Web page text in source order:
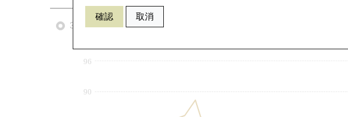
確認 取消
3個月 6個月
90
96